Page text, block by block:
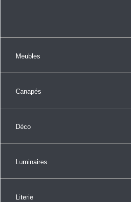
Meubles
Canapés
Déco
Luminaires
Literie